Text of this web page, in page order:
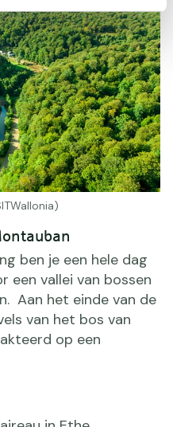
ben je een hele dag
een vallei van bossen
Aan het einde van de
van het bos van
op een